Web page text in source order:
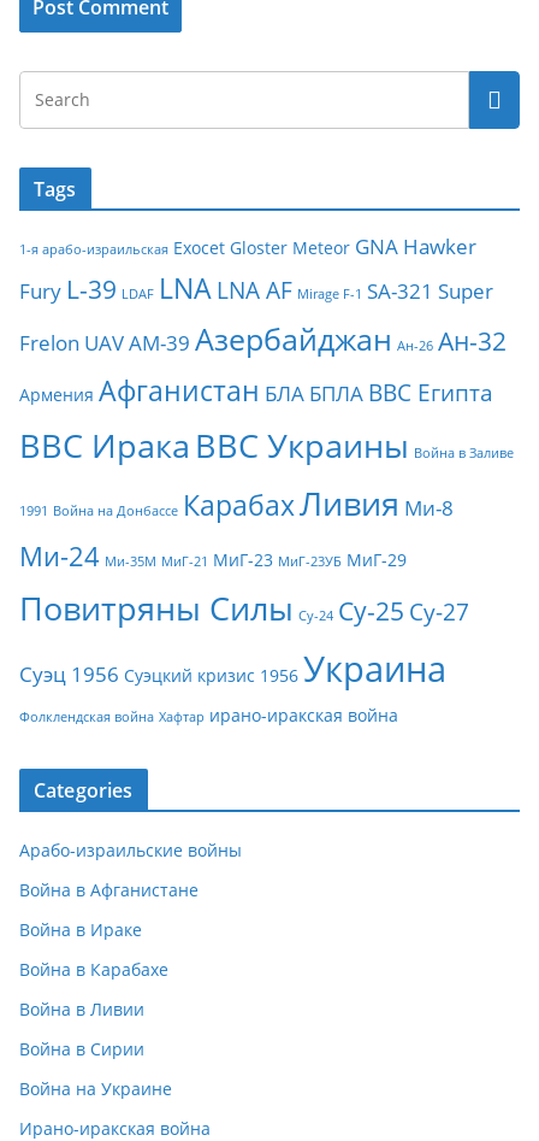
Tags
1-я арабо-израильская Exocet Gloster Meteor GNA Hawker
Fury L-39 LDAF LNA LNA AF Mirage F-1 SA-321 Super
Frelon UAVАМ-39 Азербайджан Ан-26 Ан-32
Армения Афганистан БЛА БПЛА ВВС Египта
ВВС Ирака ВВС Украины Война в Заливе
1991 Война на Донбассе КарабахЛивия Ми-8
Ми-24 Ми-35М МиГ-21 МиГ-23 МиГ-23УБ МиГ-29
Повитряны Силы Су-24 Су-25 Су-27
Суэц 1956 Суэцкий кризис 1956 Украина
Фолклендская война Хафтар ирано-иракская война
Categories
Арабо-израильские войны
Война в Афганистане
Война в Ираке
Война в Карабахе
Война в Ливии
Война в Сирии
Война на Украине
Ирано-иракская война